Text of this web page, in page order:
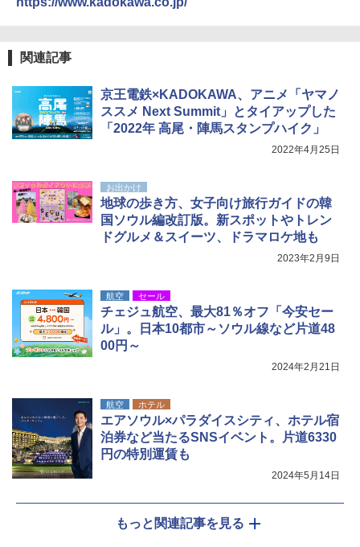
関連記事
京王電鉄×KADOKAWA、アニメ「ヤマノ
ススメ Next Summit」とタイアップした
「2022年 高尾・陣馬スタンプハイク」
2022年4月25日
お出かけ
地球の歩き方、女子向け旅行ガイドの韓
国ソウル編改訂版。新スポットやトレン
ドグルメ＆スイーツ、ドラマロケ地も
2023年2月9日
航空 セール
チェジュ航空、最大81％オフ「今安セー
ル」。日本10都市～ソウル線など片道48
00円～
2024年2月21日
航空 ホテル
エアソウル×パラダイスシティ、ホテル宿
泊券など当たるSNSイベント。片道6330
円の特別運賃も
2024年5月14日
もっと関連記事を見る